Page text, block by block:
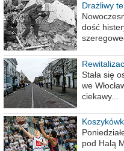
Drażliwy
berlińska
dość
Stała się
we
ciekawy...
pod Halą